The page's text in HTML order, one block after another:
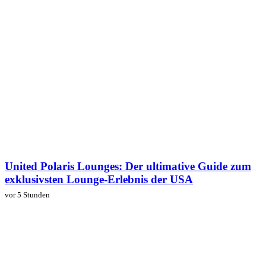
United Polaris Lounges: Der ultimative Guide zum
exklusivsten Lounge-Erlebnis der USA
vor 5 Stunden